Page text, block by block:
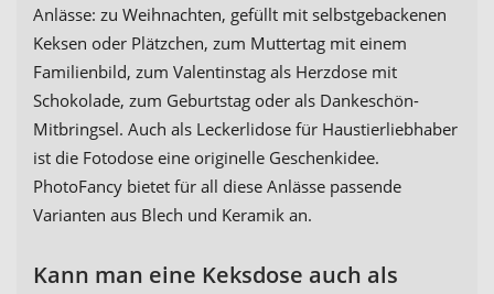
Anlässe: zu Weihnachten, gefüllt mit selbstgebackenen
Keksen oder Plätzchen, zum Muttertag mit einem
Familienbild, zum Valentinstag als Herzdose mit
Schokolade, zum Geburtstag oder als Dankeschön-
Mitbringsel. Auch als Leckerlidose für Haustierliebhaber
ist die Fotodose eine originelle Geschenkidee.
PhotoFancy bietet für all diese Anlässe passende
Varianten aus Blech und Keramik an.
Kann man eine Keksdose auch als